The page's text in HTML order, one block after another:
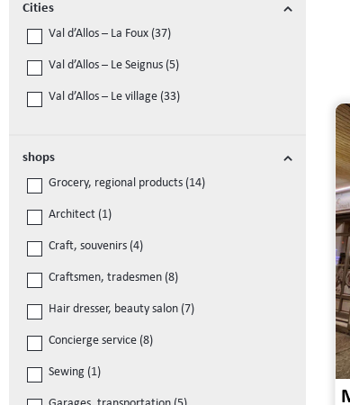
Cities
Val d’Allos – La Foux (37)
Val d’Allos – Le Seignus (5)
Val d’Allos – Le village (33)
shops
Grocery, regional products (14)
Architect (1)
Craft, souvenirs (4)
Craftsmen, tradesmen (8)
Hair dresser, beauty salon (7)
Concierge service (8)
Sewing (1)